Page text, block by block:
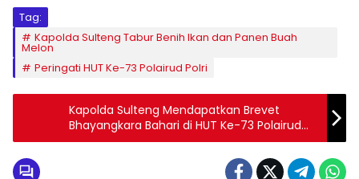
Tag:
Kapolda Sulteng Tabur Benih Ikan dan Panen Buah
Melon
Peringati HUT Ke-73 Polairud Polri
Kapolda Sulteng Mendapatkan Brevet
Bhayangkara Bahari di HUT Ke-73 Polairud
Polri